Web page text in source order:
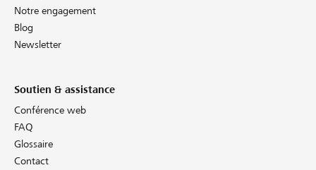
Notre engagement
Blog
Newsletter
Soutien & assistance
Conférence web
FAQ
Glossaire
Contact